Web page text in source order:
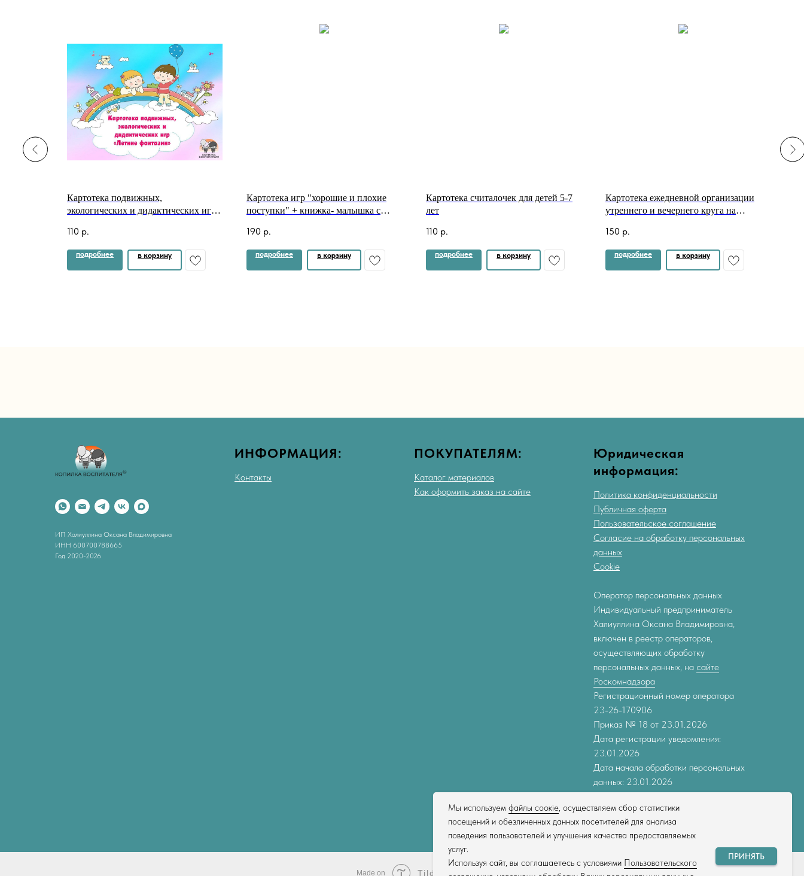
Картотека подвижных,
экологических и дидактических игр
110 р.
подробнее в корзину
Картотека игр "хорошие и плохие
поступки" + книжка- малышка с
190 р.
подробнее в корзину
Картотека считалочек для детей 5-7
лет
110 р.
подробнее в корзину
Картотека ежедневной организации
утреннего и вечернего круга на
Подготовительная к школе группа
150 р.
подробнее в корзину
Мы используем файлы соокіе, осуществляем сбор статистики
посещений и обезличенных данных посетителей для анализа
поведения пользователей и улучшения качества предоставляемых
услуг.
Используя сайт, вы соглашаетесь с условиями Пользовательского
ПРИНЯТЬ
ИП Халиуллина Оксана Владимировна
ИНН 600700788665
Год 2020-2026
ИНФОРМАЦИЯ:
Контакты
ПОКУПАТЕЛЯМ:
Каталог материалов
Как оформить заказ на сайте
Юридическая
информация:
Политика конфиденциальности
Публичная оферта
Пользовательское соглашение
Согласие на обработку персональных
данных
Cookie
Оператор персональных данных
Индивидуальный предприниматель
Халиуллина Оксана Владимировна,
включен в реестр операторов,
осуществляющих обработку
персональных данных, на сайте
Роскомнадзора
Регистрационный номер оператора
23-26-170906
Приказ № 18 от 23.01.2026
Дата регистрации уведомления:
23.01.2026
Дата начала обработки персональных
данных: 23.01.2026
Made on Tilda